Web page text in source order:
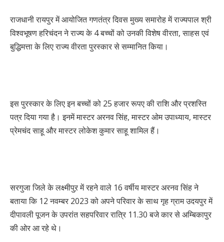
राजधानी रायपुर में आयोजित गणतंत्र दिवस मुख्य समारोह में राज्यपाल श्री
विश्वभूषण हरिचंदन ने राज्य के 4 बच्चों को उनकी विशेष वीरता, साहस एवं
बुद्धिमत्ता के लिए राज्य वीरता पुरस्कार से सम्मानित किया।
इस पुरस्कार के लिए इन बच्चों को 25 हजार रूपए की राशि और प्रशस्ति
पत्र दिया गया है। इनमें मास्टर अरनव सिंह, मास्टर ओम उपाध्याय, मास्टर
प्रेमचंद साहू और मास्टर लोकेश कुमार साहू शामिल हैं।
सरगुजा जिले के लक्ष्मीपुऱ में रहने वाले 16 वर्षीय मास्टर अरनव सिंह ने
बताया कि 12 नवम्बर 2023 को अपने परिवार के साथ गृह ग्राम उदयपुर में
दीपावली पूजन के उपरांत सहपरिवार रात्रि 11.30 बजे कार से अम्बिकापुर
की ओर आ रहे थे।